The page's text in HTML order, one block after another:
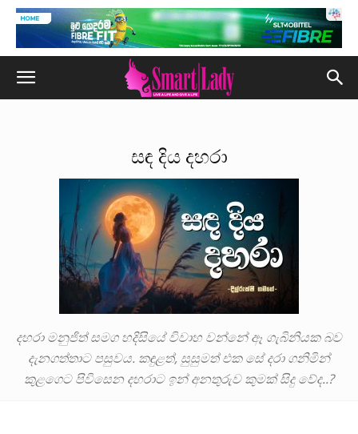
සඳ දිය දහරා
දහරා මනුජිත් සමග හදිසියේ විවාහ වන්නේ ඈ ගැබිනියක බව
දැනගත්තාට පසුවය. කඳුළත්, සුසුමත් එක සේ දරා ගනිමින්
කුළගෙට පිවිසෙන දහරාට ඉන් අනතුරුව කුමක් සිදු වේද..?